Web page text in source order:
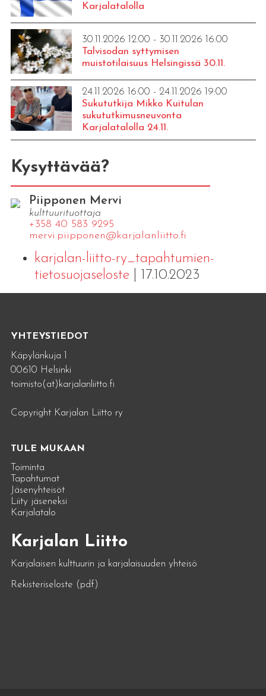
Karjalatalolla
30.11.2026 12:00 - 30.11.2026 16:00
Talvisodan syttymisen
muistotilaisuus Helsingissä 30.11.
24.11.2026 16:00 - 24.11.2026 19:00
Sukututkija Mikko Kuitulan
sukututkimusneuvonta
Karjalatalolla 24.11.
Kysyttävää?
Piipponen Mervi
kulttuurituottaja
+358 40 583 9295
mervi.​piipponen@​kar​jala​nlii​tto.​fi
karjalan-liitto-ry_tapahtumien-
tietosuojaseloste| 17.10.2023
YHTEYSTIEDOT
Käpylänkuja 1
00610 Helsinki
toimisto(at)karjalanliitto.fi
Copyright Karjalan Liitto ry
TULE MUKAAN
Toiminta
Tapahtumat
Jäsenyhteisöt
Liity jäseneksi
Karjalatalo
Karjalan Liitto
Karjalaisen kulttuurin ja karjalaisuuden yhteisö
Rekisteriseloste (pdf)